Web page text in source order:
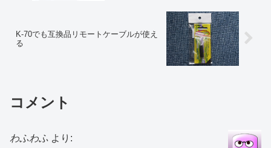
K-70でも互換品リモートケーブルが使え
る
コメント
わふわふ より: